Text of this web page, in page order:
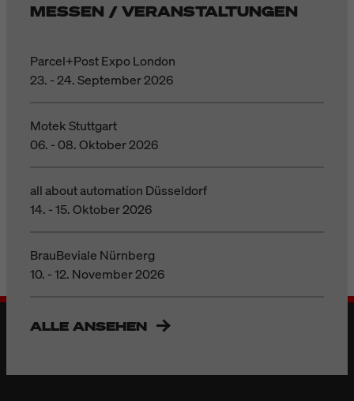
MESSEN / VERANSTALTUNGEN
Parcel+Post Expo London
23. - 24. September 2026
Motek Stuttgart
06. - 08. Oktober 2026
all about automation Düsseldorf
14. - 15. Oktober 2026
BrauBeviale Nürnberg
10. - 12. November 2026
ALLE ANSEHEN